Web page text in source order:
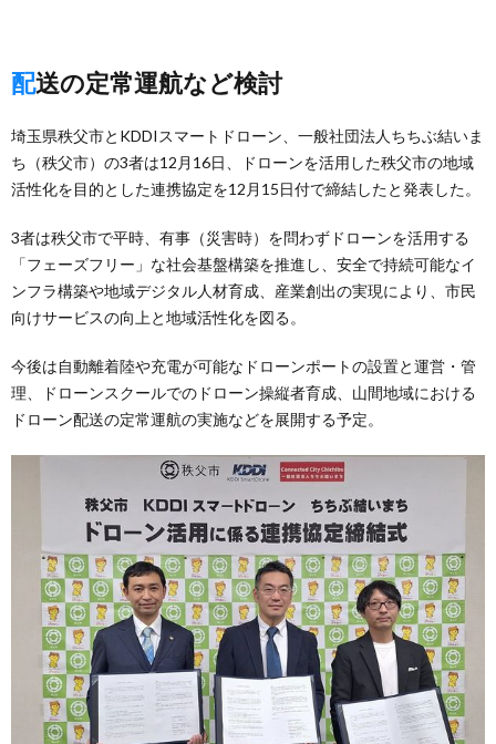
配送の定常運航など検討
埼玉県秩父市とKDDIスマートドローン、一般社団法人ちちぶ結いま
ち（秩父市）の3者は12月16日、ドローンを活用した秩父市の地域
活性化を目的とした連携協定を12月15日付で締結したと発表した。
3者は秩父市で平時、有事（災害時）を問わずドローンを活用する
「フェーズフリー」な社会基盤構築を推進し、安全で持続可能なイ
ンフラ構築や地域デジタル人材育成、産業創出の実現により、市民
向けサービスの向上と地域活性化を図る。
今後は自動離着陸や充電が可能なドローンポートの設置と運営・管
理、ドローンスクールでのドローン操縦者育成、山間地域における
ドローン配送の定常運航の実施などを展開する予定。